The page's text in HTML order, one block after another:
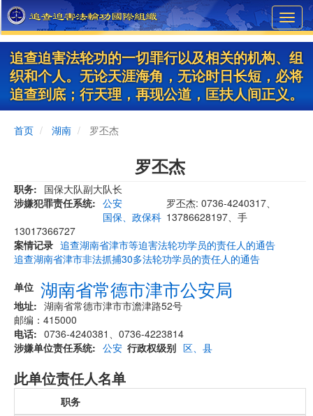
Skip
to
main
content
追查迫害法轮功的一切罪行以及相关的机构、组
织和个人。无论天涯海角，无论时日长短，必将
追查到底；行天理，再现公道，匡扶人间正义。
首页 湖南 罗丕杰
罗丕杰
职务
国保大队副大队长
涉嫌犯罪责任系统
公安
国保、政保科
罗丕杰: 0736-4240317、
13786628197、手
13017366727
案情记录 追查湖南省津市等迫害法轮功学员的责任人的通告
追查湖南省津市非法抓捕30多法轮功学员的责任人的通告
单位 湖南省常德市津市公安局
地址
湖南省常德市津市市澹津路52号
邮编：415000
电话
0736-4240381、0736-4223814
涉嫌单位责任系统
公安 行政权级别 区、县
此单位责任人名单
职务